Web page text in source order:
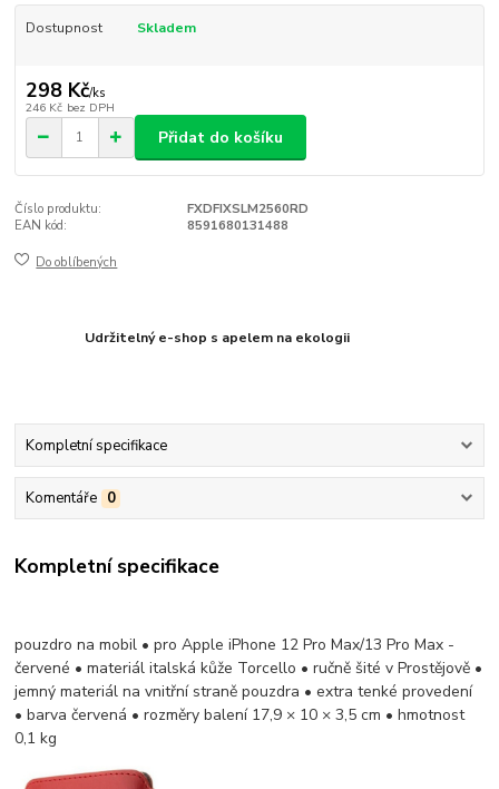
Dostupnost Skladem
298 Kč/ks
246 Kč bez DPH
Přidat do košíku
Číslo produktu:
FXDFIXSLM2560RD
EAN kód:
8591680131488
Do oblíbených
Udržitelný e-shop s apelem na ekologii
Kompletní specifikace
Komentáře 0
Kompletní specifikace
pouzdro na mobil • pro Apple iPhone 12 Pro Max/13 Pro Max -
červené • materiál italská kůže Torcello • ručně šité v Prostějově •
jemný materiál na vnitřní straně pouzdra • extra tenké provedení
• barva červená • rozměry balení 17,9 × 10 × 3,5 cm • hmotnost
0,1 kg